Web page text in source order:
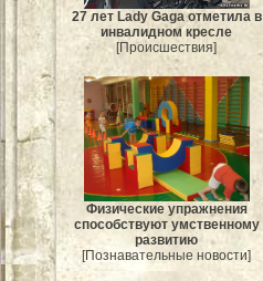
27 лет Lady Gaga отметила в
инвалидном кресле
[Происшествия]
Физические упражнения
способствуют умственному
развитию
[Познавательные новости]